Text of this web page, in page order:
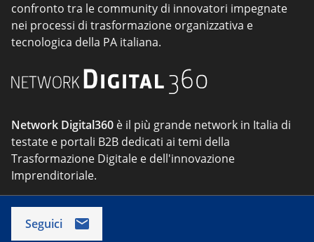
confronto tra le community di innovatori impegnate
nei processi di trasformazione organizzativa e
tecnologica della PA italiana.
Network Digital360 è il più grande network in Italia di
testate e portali B2B dedicati ai temi della
Trasformazione Digitale e dell'innovazione
Imprenditoriale.
Seguici